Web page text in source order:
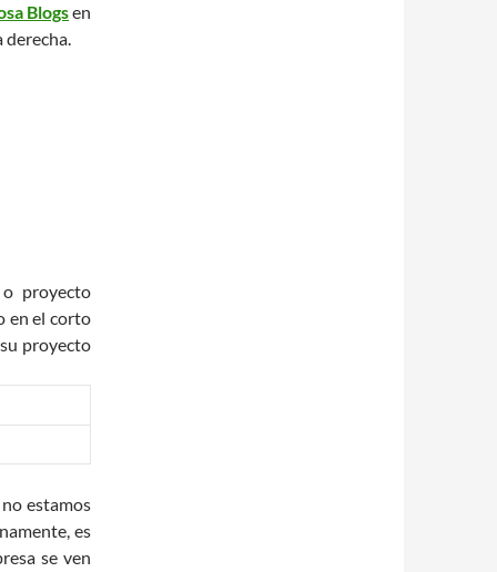
Blogsen
derecha.
o proyecto
en el corto
proyecto
estamos
es
se ven